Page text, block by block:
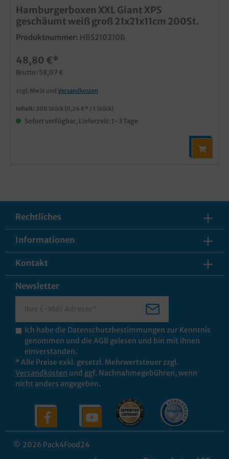
Hamburgerboxen XXL Giant XPS
geschäumt weiß groß 21x21x11cm 200St.
Produktnummer: HBS210210B
48,80 €*
Brutto: 58,07 €
zzgl. MwSt und Versandkosten
Inhalt: 200 Stück (0,24 €* / 1 Stück)
Sofort verfügbar, Lieferzeit: 1-3 Tage
Rechtliches
Informationen
Kontakt
Newsletter
Ich habe die Datenschutzbestimmungen zur Kenntnis
genommen und die AGB gelesen und bin mit ihnen
einverstanden.
* Alle Preise exkl. gesetzl. Mehrwertsteuer zzgl.
Versandkosten und ggf. Nachnahmegebühren, wenn
nicht anders angegeben.
© 2026 Pack4Food24